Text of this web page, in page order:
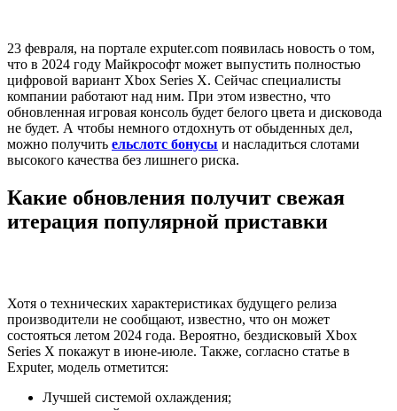
23 февраля, на портале exputer.com появилась новость о том,
что в 2024 году Майкрософт может выпустить полностью
цифровой вариант Xbox Series X. Сейчас специалисты
компании работают над ним. При этом известно, что
обновленная игровая консоль будет белого цвета и дисковода
не будет. А чтобы немного отдохнуть от обыденных дел,
можно получить ельслотс бонусы и насладиться слотами
высокого качества без лишнего риска.
Какие обновления получит свежая
итерация популярной приставки
Хотя о технических характеристиках будущего релиза
производители не сообщают, известно, что он может
состояться летом 2024 года. Вероятно, бездисковый Xbox
Series X покажут в июне-июле. Также, согласно статье в
Exputer, модель отметится:
Лучшей системой охлаждения;